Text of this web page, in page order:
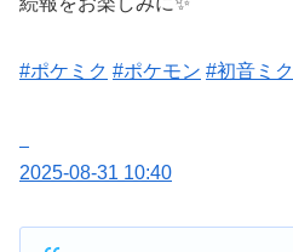
#ポケミク #ポケモン #初音ミク
2025-08-31 10:40